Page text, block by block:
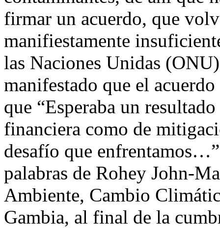
firmar un acuerdo, que
manifiestamente
las Naciones Unidas
manifestado que el
que “Esperaba un
financiera como de
desafío que
palabras de Rohey John-
Ambiente, Cambio
Gambia, al final de la